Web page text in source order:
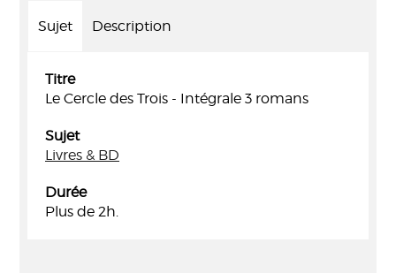
Sujet Description
Titre
Le Cercle des Trois - Intégrale 3 romans
Sujet
Livres & BD
Durée
Plus de 2h.